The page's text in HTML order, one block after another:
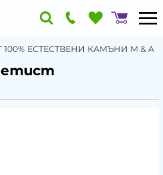
ЕСТЕСТВЕНИ КАМЪНИ М & A